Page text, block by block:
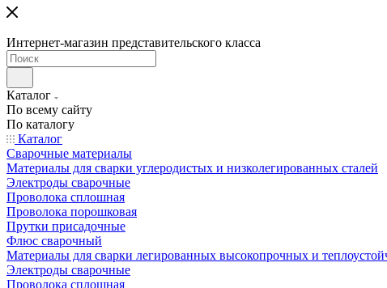
Интернет-магазин представительского класса
Каталог
По всему сайту
По каталогу
Каталог
Сварочные материалы
Материалы для сварки углеродистых и низколегированных сталей
Электроды сварочные
Проволока сплошная
Проволока порошковая
Прутки присадочные
Флюс сварочный
Материалы для сварки легированных высокопрочных и
Электроды сварочные
Проволока сплошная